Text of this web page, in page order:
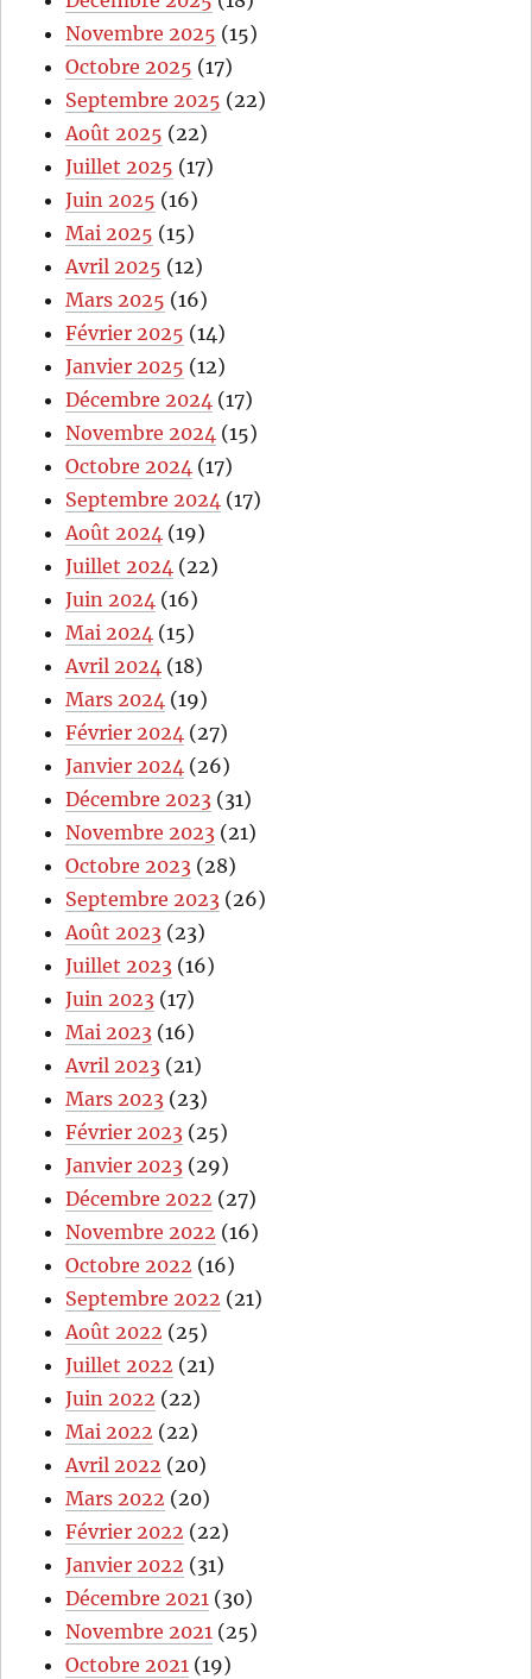
Novembre 2025 (15)
Octobre 2025 (17)
Septembre 2025 (22)
Août 2025 (22)
Juillet 2025 (17)
Juin 2025 (16)
Mai 2025 (15)
Avril 2025 (12)
Mars 2025 (16)
Février 2025 (14)
Janvier 2025 (12)
Décembre 2024 (17)
Novembre 2024 (15)
Octobre 2024 (17)
Septembre 2024 (17)
Août 2024 (19)
Juillet 2024 (22)
Juin 2024 (16)
Mai 2024 (15)
Avril 2024 (18)
Mars 2024 (19)
Février 2024 (27)
Janvier 2024 (26)
Décembre 2023 (31)
Novembre 2023 (21)
Octobre 2023 (28)
Septembre 2023 (26)
Août 2023 (23)
Juillet 2023 (16)
Juin 2023 (17)
Mai 2023 (16)
Avril 2023 (21)
Mars 2023 (23)
Février 2023 (25)
Janvier 2023 (29)
Décembre 2022 (27)
Novembre 2022 (16)
Octobre 2022 (16)
Septembre 2022 (21)
Août 2022 (25)
Juillet 2022 (21)
Juin 2022 (22)
Mai 2022 (22)
Avril 2022 (20)
Mars 2022 (20)
Février 2022 (22)
Janvier 2022 (31)
Décembre 2021 (30)
Novembre 2021 (25)
Octobre 2021 (19)